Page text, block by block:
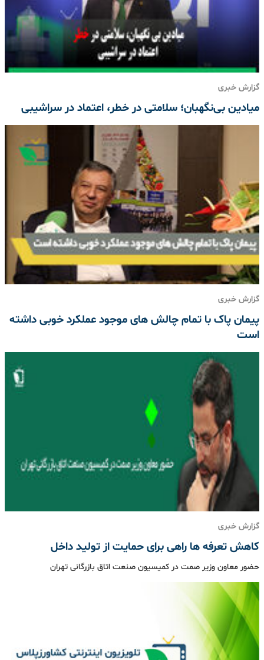
گزارش خبری
میادین بی‌نگهبان؛ سلامتی در خطر، اعتماد در سراشیبی
گزارش خبری
پیمان پاک با تمام چالش های موجود عملکرد خوبی داشته
است
گزارش خبری
کاهش تعرفه ها راهی برای حمایت از تولید داخل
حضور معاون وزیر صمت در کمیسیون صنعت اتاق بازرگانی تهران